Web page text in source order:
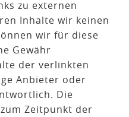
zu externen
Inhalte wir keinen
wir für diese
Gewähr
der verlinkten
Anbieter oder
Die
Zeitpunkt der